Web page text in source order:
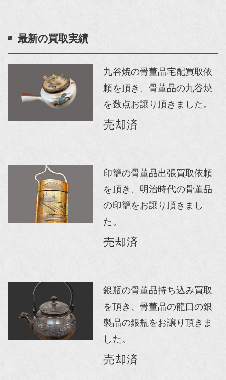
最新の買取実績
九谷焼の骨董品宅配買取依
頼を頂き、骨董品の九谷焼
を数点お譲り頂きました。
売却済
印籠の骨董品出張買取依頼
を頂き、明治時代の骨董品
の印籠をお譲り頂きまし
た。
売却済
銀瓶の骨董品持ち込み買取
を頂き、骨董品の龍口の銀
製品の銀瓶をお譲り頂きま
した。
売却済